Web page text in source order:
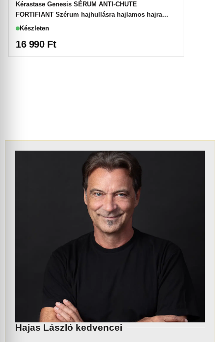
Kérastase Genesis SÉRUM ANTI-CHUTE
FORTIFIANT Szérum hajhullásra hajlamos hajra
90mlKészleten
16 990 Ft
Hajas László kedvencei